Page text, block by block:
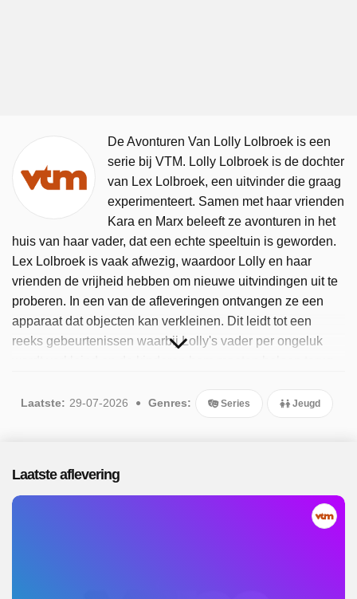
De Avonturen Van Lolly Lolbroek is een
serie bij VTM. Lolly Lolbroek is de dochter
van Lex Lolbroek, een uitvinder die graag
experimenteert. Samen met haar vrienden
Kara en Marx beleeft ze avonturen in het
huis van haar vader, dat een echte speeltuin is geworden.
Lex Lolbroek is vaak afwezig, waardoor Lolly en haar
vrienden de vrijheid hebben om nieuwe uitvindingen uit te
proberen. In een van de afleveringen ontvangen ze een
apparaat dat objecten kan verkleinen. Dit leidt tot een
reeks gebeurtenissen waarbij Lolly's vader per ongeluk
verwart Hubert een musicalapparaat met een muntspray,
waardoor hij niet kan stoppen met zingen en dansen. De
Lex. Sinds 2025 is het programma beschikbaar. Er zijn 20
afleveringen uitgezonden, de meest recente in juli 2026.
Laatste: 29-07-2026 Genres: Series Jeugd
Laatste aflevering